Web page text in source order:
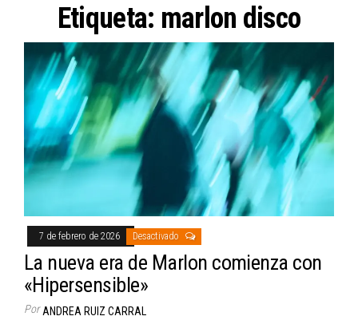
música.
Etiqueta: marlon disco
7 de febrero de 2026 Desactivado
La nueva era de Marlon comienza con
«Hipersensible»
Por ANDREA RUIZ CARRAL